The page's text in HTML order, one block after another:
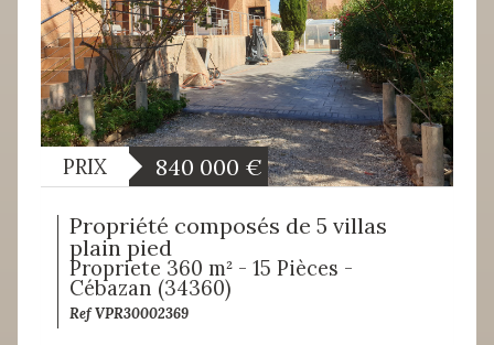
PRIX 840 000 €
Propriété composés de 5 villas
plain pied
Propriete 360 m² - 15 Pièces -
Cébazan (34360)
Ref VPR30002369